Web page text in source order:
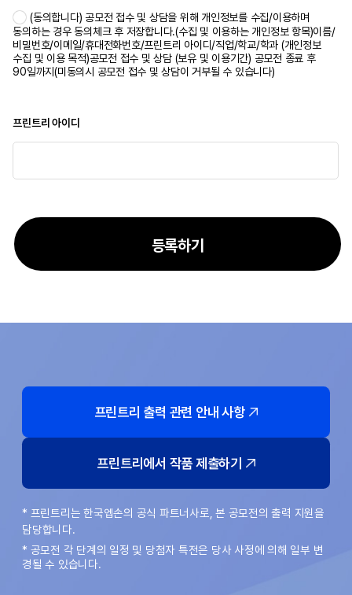
(동의합니다) 공모전 접수 및 상담을 위해 개인정보를 수집/이용하며
동의하는 경우 동의체크 후 저장합니다.(수집 및 이용하는 개인정보 항목)이름/
비밀번호/이메일/휴대전화번호/프린트리 아이디/직업/학교/학과 (개인정보
수집 및 이용 목적)공모전 접수 및 상담 (보유 및 이용기간) 공모전 종료 후
90일까지(미동의시 공모전 접수 및 상담이 거부될 수 있습니다)
프린트리 아이디
등록하기
프린트리 출력 관련 안내 사항
프린트리에서 작품 제출하기
* 프린트리는 한국엡손의 공식 파트너사로, 본 공모전의 출력 지원을
담당합니다.
* 공모전 각 단계의 일정 및 당첨자 특전은 당사 사정에 의해 일부 변
경될 수 있습니다.